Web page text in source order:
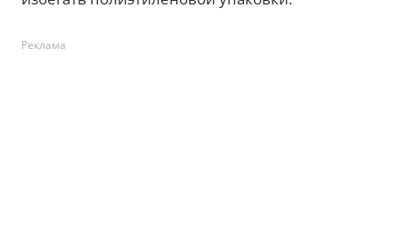
Реклама